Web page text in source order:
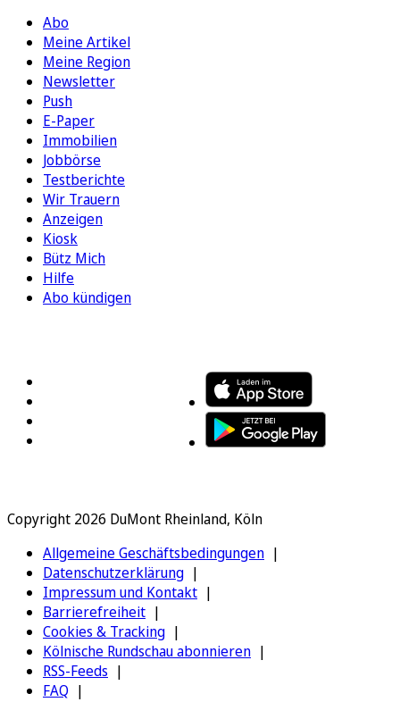
Abo
Meine Artikel
Meine Region
Newsletter
Push
E-Paper
Immobilien
Jobbörse
Testberichte
Wir Trauern
Anzeigen
Kiosk
Bütz Mich
Hilfe
Abo kündigen
Copyright 2026 DuMont Rheinland, Köln
Allgemeine Geschäftsbedingungen
Datenschutzerklärung
Impressum und Kontakt
Barrierefreiheit
Cookies & Tracking
Kölnische Rundschau abonnieren
RSS-Feeds
FAQ